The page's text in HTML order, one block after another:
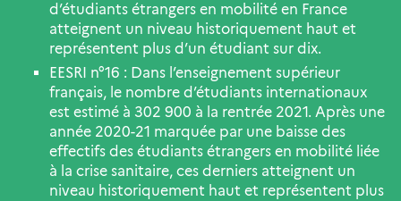
d’étudiants étrangers en mobilité en France
atteignent un niveau historiquement haut et
représentent plus d’un étudiant sur dix.
EESRI n°16 : Dans l’enseignement supérieur
français, le nombre d’étudiants internationaux
est estimé à 302 900 à la rentrée 2021. Après une
année 2020-21 marquée par une baisse des
effectifs des étudiants étrangers en mobilité liée
à la crise sanitaire, ces derniers atteignent un
niveau historiquement haut et représentent plus